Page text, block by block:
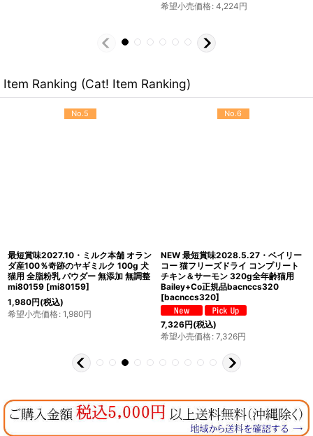
Item Ranking (Cat! Item Ranking)
No.5
最短賞味2027.10・ミルク本舗 オラン
ダ産100％奇跡のヤギミルク 100g 犬
猫用 全脂粉乳 パウダー 無添加 無調整
mi80159 [mi80159]
1,980円(税込)
希望小売価格: 1,980円
No.6
NEW 最短賞味2028.5.27・ベイリー
コー 猫フリーズドライ コンプリート
チキン＆サーモン 320g全年齢猫用
Bailey+Co正規品bacnccs320
[bacnccs320]
7,326円(税込)
希望小売価格: 7,326円